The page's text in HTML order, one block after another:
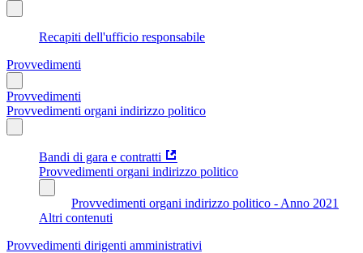
Recapiti dell'ufficio responsabile
Provvedimenti
Provvedimenti
Provvedimenti organi indirizzo politico
Bandi di gara e contratti
Provvedimenti organi indirizzo politico
Provvedimenti organi indirizzo politico - Anno 2021
Altri contenuti
Provvedimenti dirigenti amministrativi